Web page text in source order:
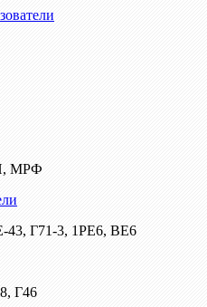
МРФ
Г71-3, 1РЕ6, ВЕ6
Г46